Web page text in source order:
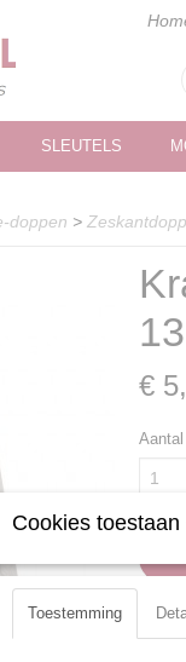
SLEUTELS
doppen >
€
Aantal
Cookies toestaan
Toestemming